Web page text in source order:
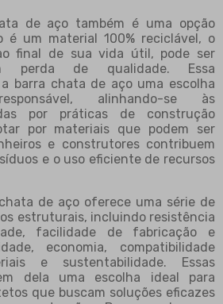
de aço também é uma opção
é um material 100% reciclável, o
final de sua vida útil, pode ser
perda de qualidade. Essa
barra chata de aço uma escolha
alinhando-se às
por práticas de construção
por materiais que podem ser
e construtores contribuem
e o uso eficiente de recursos
de aço oferece uma série de
estruturais, incluindo resistência
facilidade de fabricação e
economia, compatibilidade
e sustentabilidade. Essas
dela uma escolha ideal para
que buscam soluções eficazes